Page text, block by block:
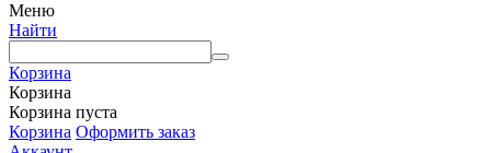
Меню
Найти
Корзина
Корзина
Корзина пуста
Корзина Оформить заказ